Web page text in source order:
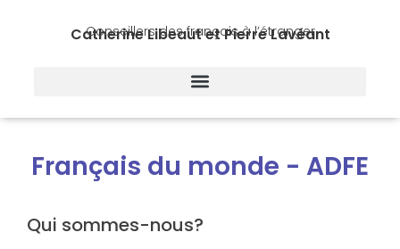
Catherine Libeaut et Pierre Lavéant
Conseillers des français à l’étranger
Français du monde - ADFE
Qui sommes-nous?